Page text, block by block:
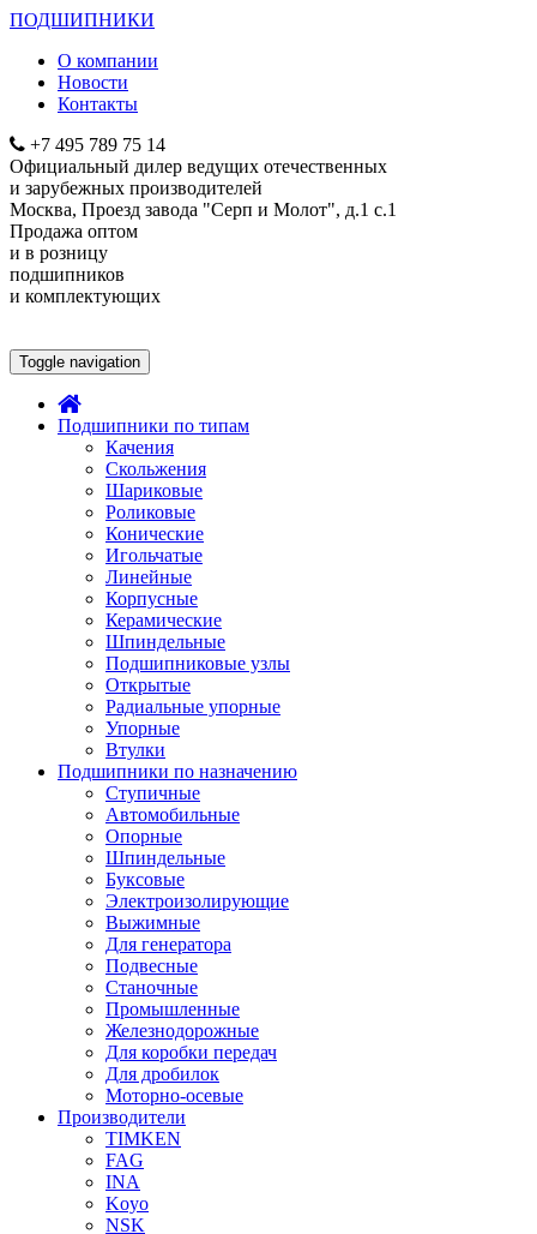
ПОДШИПНИКИ
О компании
Новости
Контакты
+7 495 789 75 14
Официальный дилер ведущих отечественных
и зарубежных производителей
Москва, Проезд завода "Серп и Молот", д.1 с.1
Продажа оптом
и в розницу
подшипников
и комплектующих
Toggle navigation
Подшипники по типам
Качения
Скольжения
Шариковые
Роликовые
Конические
Игольчатые
Линейные
Корпусные
Керамические
Шпиндельные
Подшипниковые узлы
Открытые
Радиальные упорные
Упорные
Втулки
Подшипники по назначению
Ступичные
Автомобильные
Опорные
Шпиндельные
Буксовые
Электроизолирующие
Выжимные
Для генератора
Подвесные
Станочные
Промышленные
Железнодорожные
Для коробки передач
Для дробилок
Моторно-осевые
Производители
TIMKEN
FAG
INA
Koyo
NSK